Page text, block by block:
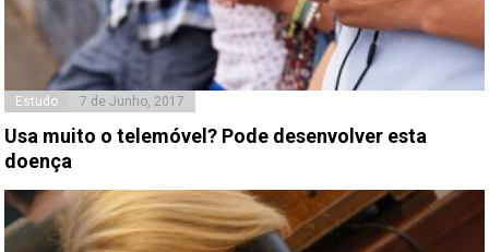
Estudo 7 de Junho, 2017
Usa muito o telemóvel? Pode desenvolver esta
doença